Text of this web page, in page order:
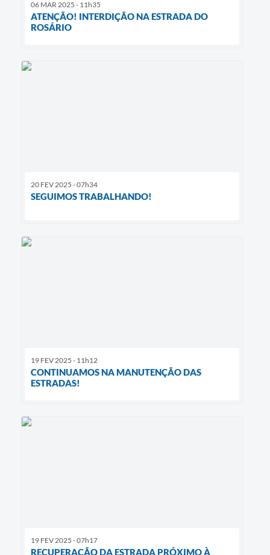
06 MAR 2025 - 11h35
ATENÇÃO! INTERDIÇÃO NA ESTRADA DO
ROSÁRIO
20 FEV 2025 - 07h34
SEGUIMOS TRABALHANDO!
19 FEV 2025 - 11h12
CONTINUAMOS NA MANUTENÇÃO DAS
ESTRADAS!
19 FEV 2025 - 07h17
RECUPERAÇÃO DA ESTRADA PRÓXIMO À